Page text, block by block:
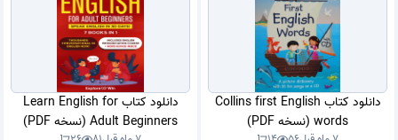
دانلود کتاب Collins first English
words (نسخه PDF)
دانلود کتاب Learn English for
Adult Beginners (نسخه PDF)